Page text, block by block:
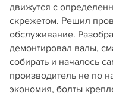
движутся с
скрежетом. Решил
обслуживание.
демонтировал валы,
собирать и началось
производитель не по
экономия, болты